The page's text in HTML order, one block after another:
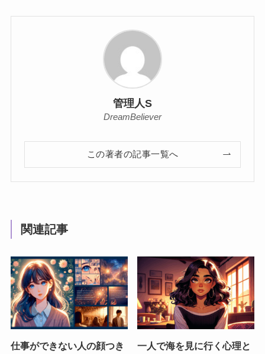
管理人S
DreamBeliever
この著者の記事一覧へ
関連記事
仕事ができない人の顔つき
一人で海を見に行く心理と